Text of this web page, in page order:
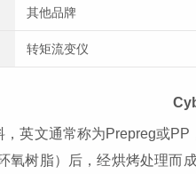
其他品牌
转矩流变仪
C
，英文通常称为Prepreg或
氧树脂）后，经烘烤处理而